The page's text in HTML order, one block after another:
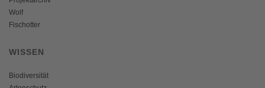
Wolf
Fischotter
WISSEN
Biodiversität